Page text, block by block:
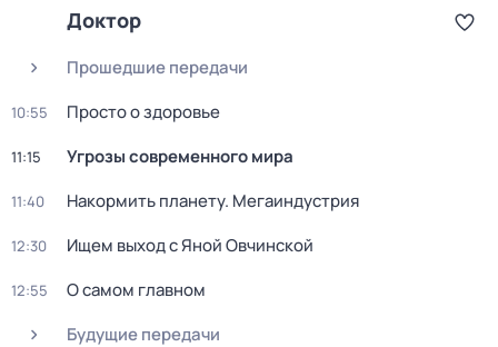
Доктор
Прошедшие передачи
10:55 Просто о здоровье
11:15 Угрозы современного мира
11:40 Накормить планету. Мегаиндустрия
12:30 Ищем выход с Яной Овчинской
12:55
О самом главном
Будущие передачи